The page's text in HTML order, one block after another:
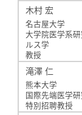
木村 宏
名古屋大学
大学院医学系
ルス学
教授
滝澤 仁
熊本大学
国際先端医学
特別招聘教授